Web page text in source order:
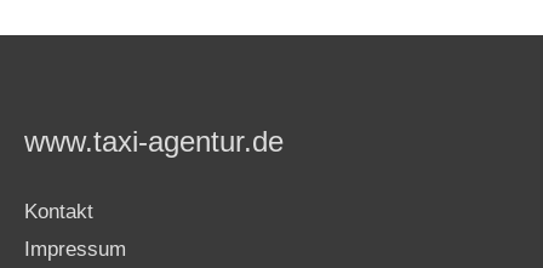
www.taxi-agentur.de
Kontakt
Impressum